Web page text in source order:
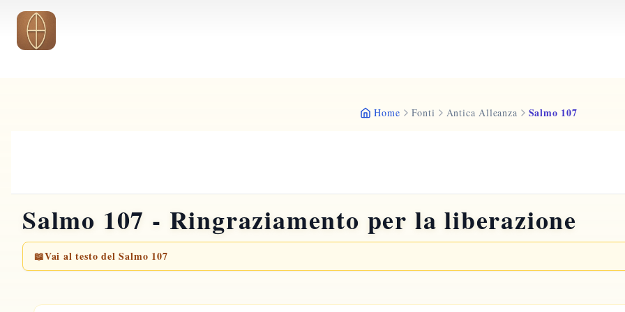
Vai al contenuto principale
Home Fonti Antica Alleanza Salmo 107
Salmo 107 - Ringraziamento per la liberazione
📖Vai al testo del Salmo 107